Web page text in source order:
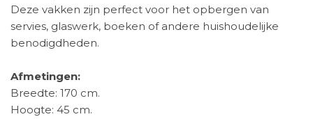
Deze vakken zijn perfect voor het opbergen van
servies, glaswerk, boeken of andere huishoudelijke
benodigdheden.
Afmetingen:
Breedte: 170 cm.
Hoogte: 45 cm.